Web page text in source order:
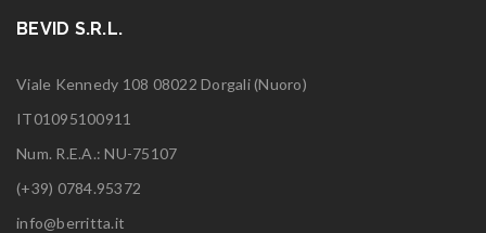
BEVID S.R.L.
Viale Kennedy 108 08022 Dorgali (Nuoro)
IT01095100911
Num. R.E.A.: NU-75107
(+39) 0784.95372
info@berritta.it